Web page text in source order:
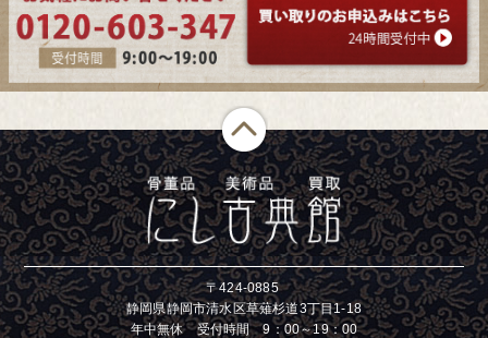
〒424-0885
静岡県静岡市清水区草薙杉道3丁目1-18
年中無休 受付時間 9：00～19：00